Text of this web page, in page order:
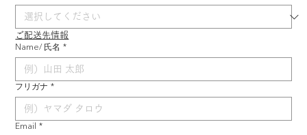
ご配送先情報
Name/ 氏名 *
フリガナ *
Email *